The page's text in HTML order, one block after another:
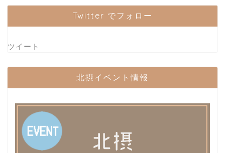
Twitter でフォロー
ツイート
北摂イベント情報